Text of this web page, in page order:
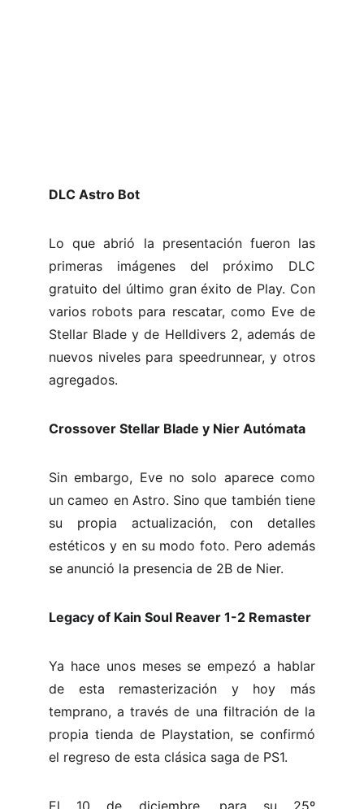
DLC Astro Bot
Lo que abrió la presentación fueron las
primeras imágenes del próximo DLC
gratuito del último gran éxito de Play. Con
varios robots para rescatar, como Eve de
Stellar Blade y de Helldivers 2, además de
nuevos niveles para speedrunnear, y otros
agregados.
Crossover Stellar Blade y Nier Autómata
Sin embargo, Eve no solo aparece como
un cameo en Astro. Sino que también tiene
su propia actualización, con detalles
estéticos y en su modo foto. Pero además
se anunció la presencia de 2B de Nier.
Legacy of Kain Soul Reaver 1-2 Remaster
Ya hace unos meses se empezó a hablar
de esta remasterización y hoy más
temprano, a través de una filtración de la
propia tienda de Playstation, se confirmó
el regreso de esta clásica saga de PS1.
El 10 de diciembre, para su 25º